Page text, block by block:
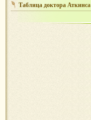
Таблица доктора Аткинса